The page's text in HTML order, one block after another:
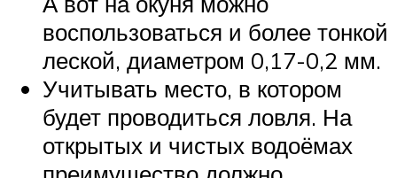
воспользоваться и более тонкой
леской, диаметром 0,17-0,2 мм.
Учитывать место, в котором
будет проводиться ловля. На
открытых и чистых водоёмах